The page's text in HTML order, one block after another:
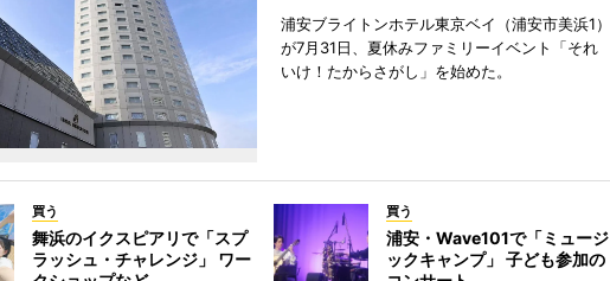
浦安ブライトンホテル東京ベイ（浦安市美浜1）
が7月31日、夏休みファミリーイベント「それ
いけ！たからさがし」を始めた。
買う
舞浜のイクスピアリで「スプ
ラッシュ・チャレンジ」 ワー
買う
浦安・Wave101で「ミュージ
ックキャンプ」 子ども参加の